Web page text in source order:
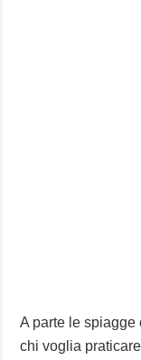
A parte le
chi voglia